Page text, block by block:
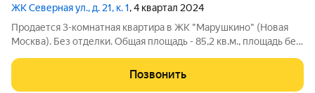
ЖК Северная ул., д. 21, к. 1, 4 квартал 2024
Продается 3-комнатная квартира в ЖК "Марушкино" (Новая
Москва). Без отделки. Общая площадь - 85,2 кв.м., площадь без
14,7-15,2 кв.м., кухня - 10,3 кв.м.; 2 большие панорамные лоджии
5,5 и 3,5
Позвонить